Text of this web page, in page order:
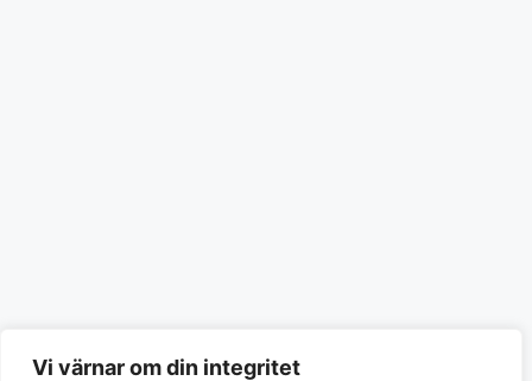
Vi värnar om din integritet